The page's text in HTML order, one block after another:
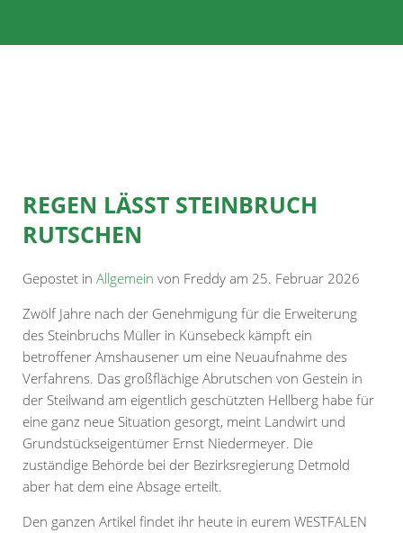
REGEN LÄSST STEINBRUCH
RUTSCHEN
Gepostet in Allgemein von Freddy am 25. Februar 2026
Zwölf Jahre nach der Genehmigung für die Erweiterung
des Steinbruchs Müller in Künsebeck kämpft ein
betroffener Amshausener um eine Neuaufnahme des
Verfahrens. Das großflächige Abrutschen von Gestein in
der Steilwand am eigentlich geschützten Hellberg habe für
eine ganz neue Situation gesorgt, meint Landwirt und
Grundstückseigentümer Ernst Niedermeyer. Die
zuständige Behörde bei der Bezirksregierung Detmold
aber hat dem eine Absage erteilt.
Den ganzen Artikel findet ihr heute in eurem WESTFALEN